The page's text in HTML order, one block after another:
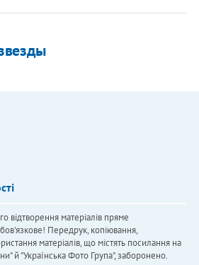
відтворення матеріалів пряме
Передрук, копіювання,
матеріалів, що містять посилання на
й "Українська Фото Група", заборонено.